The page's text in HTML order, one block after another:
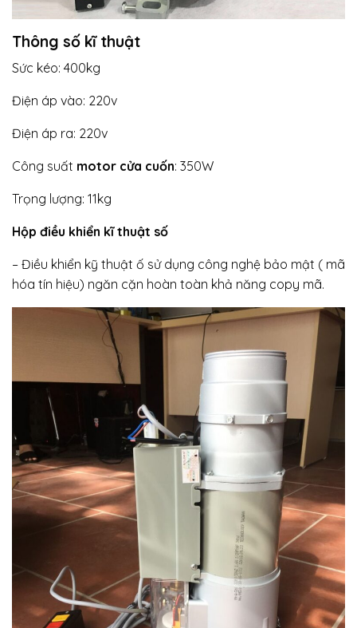
Thông số kĩ thuật
Sức kéo: 400kg
Điện áp vào: 220v
Điện áp ra: 220v
Công suất motor cửa cuốn: 350W
Trọng lượng: 11kg
Hộp điều khiển kĩ thuật số
– Điều khiển kỹ thuật ố sử dụng công nghệ bảo mật ( mã
hóa tín hiệu) ngăn cặn hoàn toàn khả năng copy mã.